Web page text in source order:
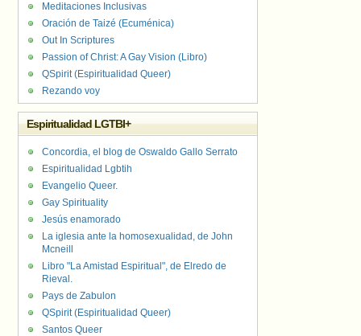
Meditaciones Inclusivas
Oración de Taizé (Ecuménica)
Out In Scriptures
Passion of Christ: A Gay Vision (Libro)
QSpirit (Espiritualidad Queer)
Rezando voy
Espiritualidad LGTBI+
Concordia, el blog de Oswaldo Gallo Serrato
Espiritualidad Lgbtih
Evangelio Queer.
Gay Spirituality
Jesús enamorado
La iglesia ante la homosexualidad, de John
Mcneill
Libro "La Amistad Espiritual", de Elredo de
Rieval.
Pays de Zabulon
QSpirit (Espiritualidad Queer)
Santos Queer